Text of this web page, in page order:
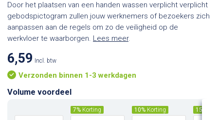
Door het plaatsen van een handen wassen verplicht verplicht
gebodspictogram zullen jouw werknemers of bezoekers zich
aanpassen aan de regels om zo de veiligheid op de
werkvloer te waarborgen. Lees meer.
6,59 Incl. btw
Verzonden binnen 1-3 werkdagen
Volume voordeel
7% Korting 10% Korting 15%